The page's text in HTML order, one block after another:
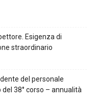
Esigenza di
straordinario
del personale
38° corso – annualità